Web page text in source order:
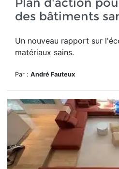
des bâtiments
Un nouveau rapport sur
matériaux sains.
Par : André Fauteux